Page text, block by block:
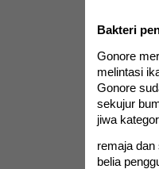
Bakteri
Gonore
melintasi
Gonore
sekujur
jiwa
remaja
belia